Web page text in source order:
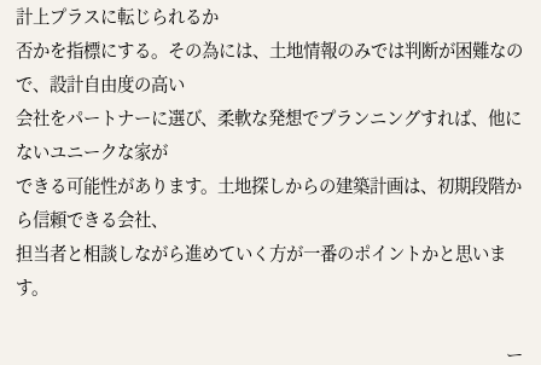
計上プラスに転じられるか
否かを指標にする。その為には、土地情報のみでは判断が困難なの
で、設計自由度の高い
会社をパートナーに選び、柔軟な発想でプランニングすれば、他に
ないユニークな家が
できる可能性があります。土地探しからの建築計画は、初期段階か
ら信頼できる会社、
担当者と相談しながら進めていく方が一番のポイントかと思いま
す。
ー